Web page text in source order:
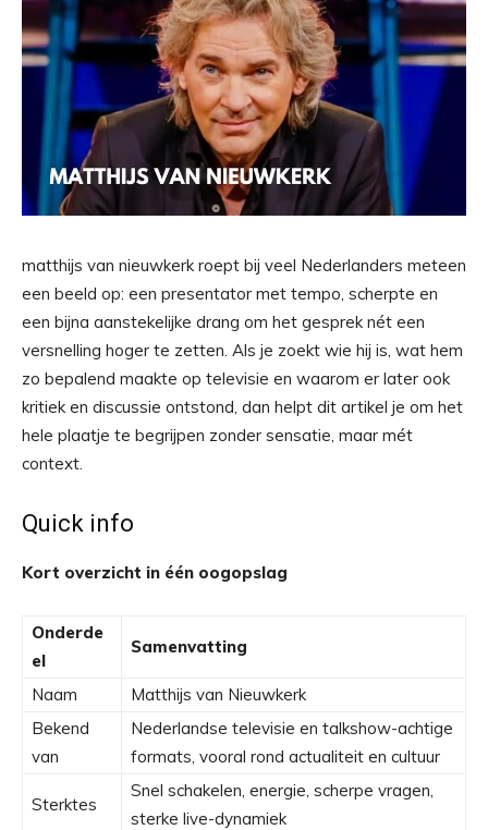
matthijs van nieuwkerk roept bij veel Nederlanders meteen
een beeld op: een presentator met tempo, scherpte en
een bijna aanstekelijke drang om het gesprek nét een
versnelling hoger te zetten. Als je zoekt wie hij is, wat hem
zo bepalend maakte op televisie en waarom er later ook
kritiek en discussie ontstond, dan helpt dit artikel je om het
hele plaatje te begrijpen zonder sensatie, maar mét
context.
Quick info
Kort overzicht in één oogopslag
Onderde
el
Samenvatting
Naam
Matthijs van Nieuwkerk
Bekend
van
Nederlandse televisie en talkshow-achtige
formats, vooral rond actualiteit en cultuur
Sterktes
Snel schakelen, energie, scherpe vragen,
sterke live-dynamiek